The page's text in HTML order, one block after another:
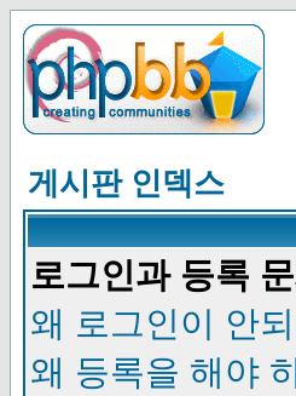
게시판 인덱스
로그인과 등록 문
왜 로그인이 안
왜 등록을 해야